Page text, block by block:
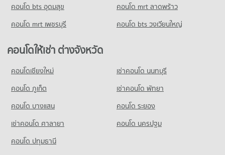
คอนโด รร.วัดพิชัยญาติ
คอนโดให้เช่า รร.วัดพิชัยญาติ
มีคอนโดให้เช่า 16,495 ประกาศ
ขายคอนโด รร.วัดพิชัยญาติ
ขายคอนโด บิ๊กซี ดาวคะนอง
มีคอนโดขาย 6,265 ประกาศ
คอนโดให้เช่า สนามหลวง
มีคอนโดให้เช่า 20,074 ประกาศ
มีคอนโดขาย 8,451 ประกาศ
คอนโด ล้ง 1919
คอนโดให้เช่า ล้ง 1919
มีคอนโดให้เช่า 34,834 ประกาศ
ขายคอนโด ล้ง 1919
มีคอนโดขาย 14,580 ประกาศ
คอนโด bts อุดมสุข
คอนโด mrt ลาดพร้าว
คอนโด mrt เพชรบุรี
คอนโด bts วงเวียนใหญ่
คอนโดให้เช่า ต่างจังหวัด
คอนโดเชียงใหม่
เช่าคอนโด นนทบุรี
คอนโด ภูเก็ต
เช่าคอนโด พัทยา
คอนโด บางแสน
คอนโด ระยอง
เช่าคอนโด ศาลายา
คอนโด นครปฐม
คอนโด ปทุมธานี